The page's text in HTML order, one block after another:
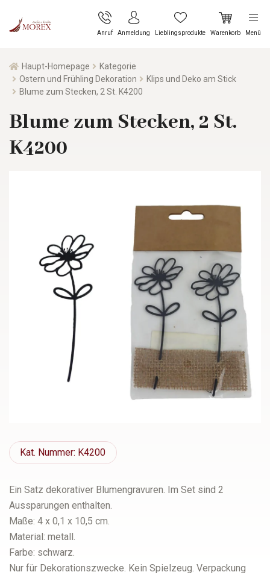
Anruf Anmeldung Lieblingsprodukte Warenkorb Menü
Haupt-Homepage
Kategorie
Ostern und Frühling Dekoration
Klips und Deko am Stick
Blume zum Stecken, 2 St. K4200
Blume zum Stecken, 2 St.
K4200
Kat. Nummer: K4200
Ein Satz dekorativer Blumengravuren. Im Set sind 2
Aussparungen enthalten.
Maße: 4 x 0,1 x 10,5 cm.
Material: metall.
Farbe: schwarz.
Nur für Dekorationszwecke. Kein Spielzeug. Verpackung